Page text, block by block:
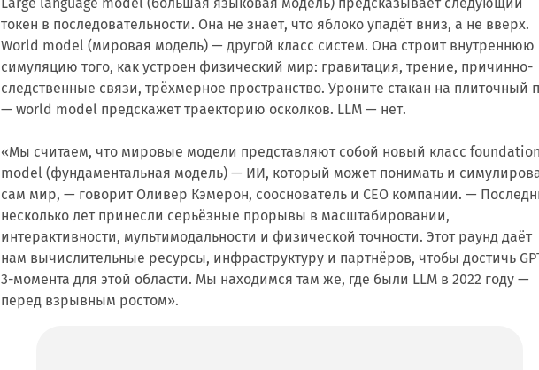
токен в последовательности. Она не знает, что яблоко упадёт вниз, а не вверх.
World model (мировая модель) — другой класс систем. Она строит внутреннюю
симуляцию того, как устроен физический мир: гравитация, трение, причинно-
следственные связи, трёхмерное пространство. Уроните стакан на плиточный
— world model предскажет траекторию осколков. LLM — нет.
«Мы считаем, что мировые модели представляют собой новый класс foundation
model (фундаментальная модель) — ИИ, который может понимать и
сам мир, — говорит Оливер Кэмерон, сооснователь и CEO компании. —
несколько лет принесли серьёзные прорывы в масштабировании,
интерактивности, мультимодальности и физической точности. Этот раунд даёт
нам вычислительные ресурсы, инфраструктуру и партнёров, чтобы достичь
3-момента для этой области. Мы находимся там же, где были LLM в 2022 году —
перед взрывным ростом».